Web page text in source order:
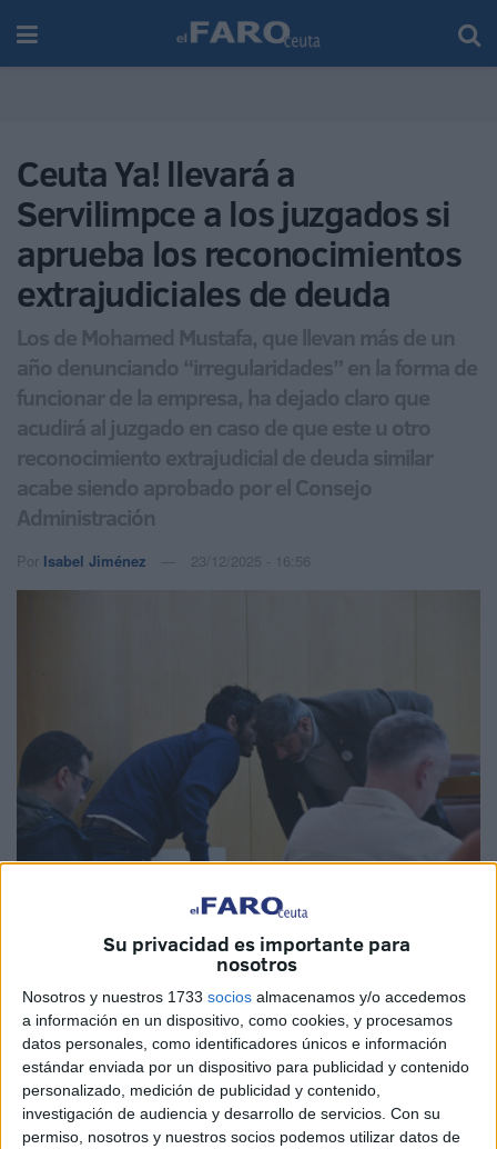
Su privacidad es importante para
nosotros
Nosotros y nuestros 1733 socios almacenamos y/o accedemos
a información en un dispositivo, como cookies, y procesamos
datos personales, como identificadores únicos e información
estándar enviada por un dispositivo para publicidad y contenido
personalizado, medición de publicidad y contenido,
investigación de audiencia y desarrollo de servicios. Con su
permiso, nosotros y nuestros socios podemos utilizar datos de
Ceuta Ya! llevará a
Servilimpce a los juzgados si
aprueba los reconocimientos
extrajudiciales de deuda
Los de Mohamed Mustafa, que llevan más de un
año denunciando “irregularidades” en la forma de
funcionar de la empresa, ha dejado claro que
acudirá al juzgado en caso de que este u otro
reconocimiento extrajudicial de deuda similar
acabe siendo aprobado por el Consejo
Administración
Por Isabel Jiménez 23/12/2025 - 16:56
Ceuta Ya!comunica queServilimpceha celebrado este
martes unConsejo de Administraciónen el queel
Gobierno no ha logrado sacar adelante ninguno de los
puntosdel día sometidos a votación.